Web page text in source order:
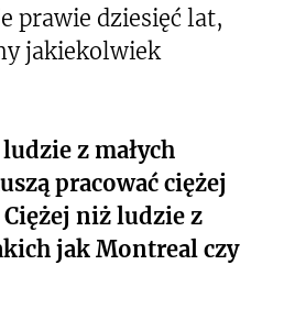
prawie dziesięć lat,
jakiekolwiek
z małych
pracować ciężej
niż ludzie z
jak Montreal czy